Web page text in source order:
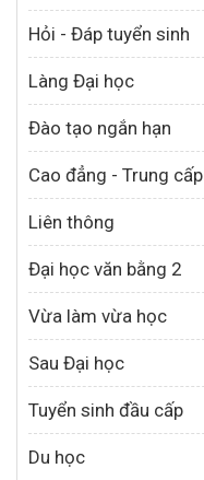
Hỏi - Đáp tuyển sinh
Làng Đại học
Đào tạo ngắn hạn
Cao đẳng - Trung cấp
Liên thông
Đại học văn bằng 2
Vừa làm vừa học
Sau Đại học
Tuyển sinh đầu cấp
Du học